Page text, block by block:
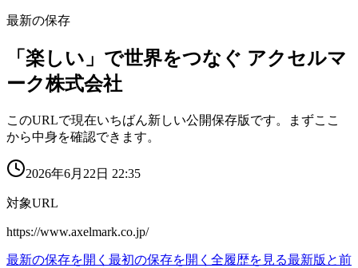
最新の保存
「楽しい」で世界をつなぐ アクセルマ
ーク株式会社
このURLで現在いちばん新しい公開保存版です。まずここ
から中身を確認できます。
2026年6月22日 22:35
対象URL
https://www.axelmark.co.jp/
最新の保存を開く 最初の保存を開く 全履歴を見る最新版と前